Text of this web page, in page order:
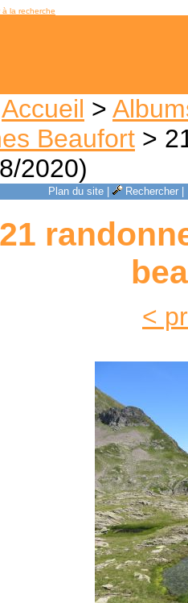
à la recherche
Accueil >
Beaufort >
2020)
Plan du site| Rechercher|
21
<